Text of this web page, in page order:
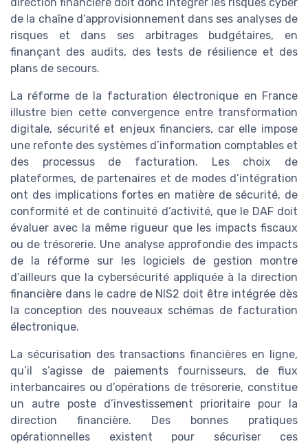
de la chaîne d’approvisionnement dans ses analyses de
risques et dans ses arbitrages budgétaires, en
finançant des audits, des tests de résilience et des
plans de secours.
La réforme de la facturation électronique en France
illustre bien cette convergence entre transformation
digitale, sécurité et enjeux financiers, car elle impose
une refonte des systèmes d’information comptables et
des processus de facturation. Les choix de
plateformes, de partenaires et de modes d’intégration
ont des implications fortes en matière de sécurité, de
conformité et de continuité d’activité, que le DAF doit
évaluer avec la même rigueur que les impacts fiscaux
ou de trésorerie. Une analyse approfondie des impacts
de la réforme sur les logiciels de gestion montre
d’ailleurs que la cybersécurité appliquée à la direction
financière dans le cadre de NIS2 doit être intégrée dès
la conception des nouveaux schémas de facturation
électronique.
La sécurisation des transactions financières en ligne,
qu’il s’agisse de paiements fournisseurs, de flux
interbancaires ou d’opérations de trésorerie, constitue
un autre poste d’investissement prioritaire pour la
direction financière. Des bonnes pratiques
opérationnelles existent pour sécuriser ces